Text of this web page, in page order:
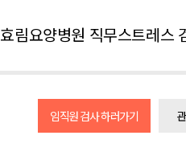
효림요양병원 직무스트레스
임직원 검사 하러가기